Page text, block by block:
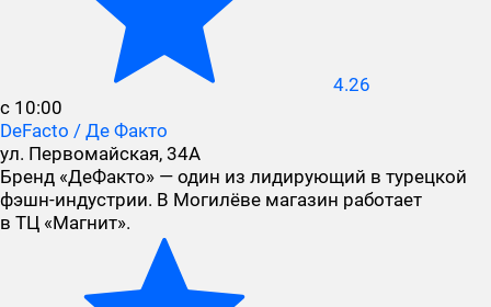
4.26
с 10:00
DeFacto / Де Факто
ул. Первомайская, 34А
Бренд «ДеФакто» — один из лидирующий в турецкой
фэшн-индустрии. В Могилёве магазин работает
в ТЦ «Магнит».